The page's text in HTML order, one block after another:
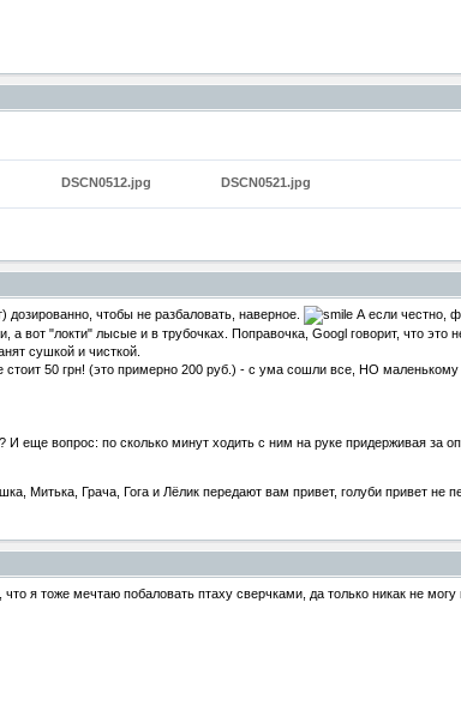
DSCN0512.jpg DSCN0521.jpg
чтобы не разбаловать, наверное.
А если честно,
вот "локти" лысые и в трубочках. Поправочка, Googl говорит, что это
сушкой и чисткой.
50 грн! (это примерно 200 руб.) - с ума сошли все, НО маленькому
еще вопрос: по сколько минут ходить с ним на руке придерживая за
Митька, Грача, Гога и Лёлик передают вам привет, голуби привет не
я тоже мечтаю побаловать птаху сверчками, да только никак не могу